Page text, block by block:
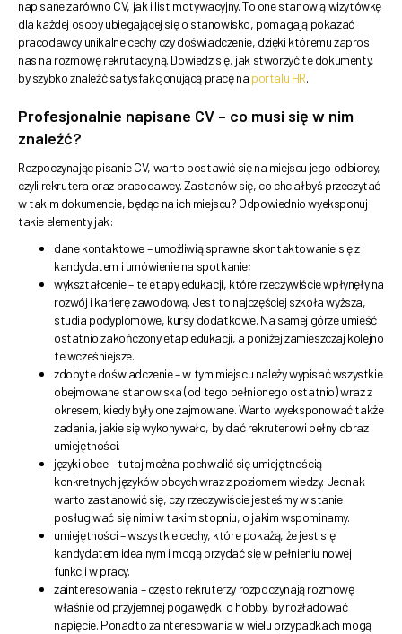
napisane zarówno CV, jak i list motywacyjny. To one stanowią wizytówkę
dla każdej osoby ubiegającej się o stanowisko, pomagają pokazać
pracodawcy unikalne cechy czy doświadczenie, dzięki któremu zaprosi
nas na rozmowę rekrutacyjną. Dowiedz się, jak stworzyć te dokumenty,
by szybko znaleźć satysfakcjonującą pracę na portalu HR.
Profesjonalnie napisane CV – co musi się w nim
znaleźć?
Rozpoczynając pisanie CV, warto postawić się na miejscu jego odbiorcy,
czyli rekrutera oraz pracodawcy. Zastanów się, co chciałbyś przeczytać
w takim dokumencie, będąc na ich miejscu? Odpowiednio wyeksponuj
takie elementy jak:
dane kontaktowe – umożliwią sprawne skontaktowanie się z
kandydatem i umówienie na spotkanie;
wykształcenie – te etapy edukacji, które rzeczywiście wpłynęły na
rozwój i karierę zawodową. Jest to najczęściej szkoła wyższa,
studia podyplomowe, kursy dodatkowe. Na samej górze umieść
ostatnio zakończony etap edukacji, a poniżej zamieszczaj kolejno
te wcześniejsze.
zdobyte doświadczenie – w tym miejscu należy wypisać wszystkie
obejmowane stanowiska (od tego pełnionego ostatnio) wraz z
okresem, kiedy były one zajmowane. Warto wyeksponować także
zadania, jakie się wykonywało, by dać rekruterowi pełny obraz
umiejętności.
języki obce – tutaj można pochwalić się umiejętnością
konkretnych języków obcych wraz z poziomem wiedzy. Jednak
warto zastanowić się, czy rzeczywiście jesteśmy w stanie
posługiwać się nimi w takim stopniu, o jakim wspominamy.
umiejętności – wszystkie cechy, które pokażą, że jest się
kandydatem idealnym i mogą przydać się w pełnieniu nowej
funkcji w pracy.
zainteresowania – często rekruterzy rozpoczynają rozmowę
właśnie od przyjemnej pogawędki o hobby, by rozładować
napięcie. Ponadto zainteresowania w wielu przypadkach mogą